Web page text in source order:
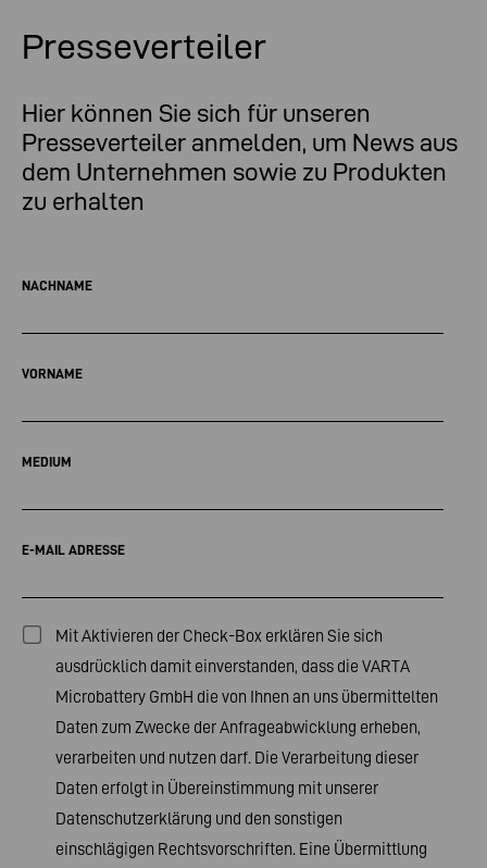
Presseverteiler
Hier können Sie sich für unseren
Presseverteiler anmelden, um News aus
dem Unternehmen sowie zu Produkten
zu erhalten
NACHNAME
VORNAME
MEDIUM
E-MAIL ADRESSE
Mit Aktivieren der Check-Box erklären Sie sich
ausdrücklich damit einverstanden, dass die VARTA
Microbattery GmbH die von Ihnen an uns übermittelten
Daten zum Zwecke der Anfrageabwicklung erheben,
verarbeiten und nutzen darf. Die Verarbeitung dieser
Daten erfolgt in Übereinstimmung mit unserer
Datenschutzerklärung und den sonstigen
einschlägigen Rechtsvorschriften. Eine Übermittlung